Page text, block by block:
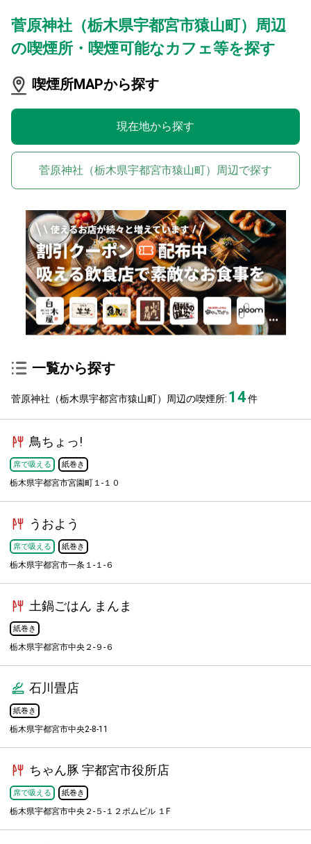
菅原神社（栃木県宇都宮市猿山町）周辺
の喫煙所・喫煙可能なカフェ等を探す
喫煙所MAPから探す
現在地から探す
菅原神社（栃木県宇都宮市猿山町）周辺で探す
一覧から探す
菅原神社（栃木県宇都宮市猿山町）周辺の喫煙所: 14件
鳥ちょっ!
席で吸える 紙巻き
栃木県宇都宮市宮園町１-１０
うおよう
席で吸える 紙巻き
栃木県宇都宮市一条１-１-６
土鍋ごはん まんま
紙巻き
栃木県宇都宮市中央２-９-６
石川畳店
紙巻き
栃木県宇都宮市中央2-8-11
ちゃん豚 宇都宮市役所店
席で吸える 紙巻き
栃木県宇都宮市中央２-５-１２ポムビル １F